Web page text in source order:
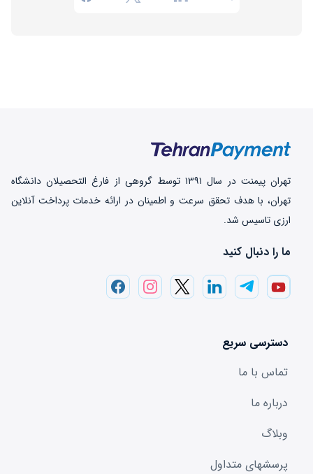
تهران‌ پیمنت در سال ۱۳۹۱ توسط گروهی از فارغ التحصیلان دانشگاه
تهران، با هدف تحقق سرعت و اطمینان در ارائه خدمات پرداخت‌ آنلاین
ارزی تاسیس شد.
ما را دنبال کنید
دسترسی سریع
تماس با ما
درباره ما
وبلاگ
پرسشهای متداول